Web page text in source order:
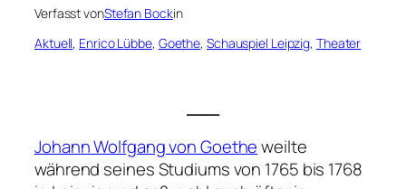
Verfasst vonStefan Bockin
Aktuell, Enrico Lübbe, Goethe, Schauspiel Leipzig, Theater
Johann Wolfgang von Goetheweilte
während seines Studiums von 1765 bis 1768